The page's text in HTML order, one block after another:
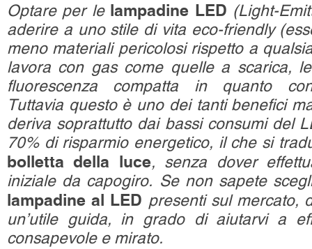
Optare per le lampadine LED (Light-
aderire a uno stile di vita eco-friendly
meno materiali pericolosi rispetto a
lavora con gas come quelle a scarica,
fluorescenza compatta in quanto
Tuttavia questo è uno dei tanti benefici
deriva soprattutto dai bassi consumi del
70% di risparmio energetico, il che si
bolletta della luce, senza dover
iniziale da capogiro. Se non sapete
lampadine al LED presenti sul mercato,
un’utile guida, in grado di aiutarvi a
consapevole e mirato.